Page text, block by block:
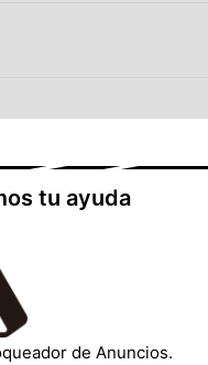
tu ayuda
de Anuncios.